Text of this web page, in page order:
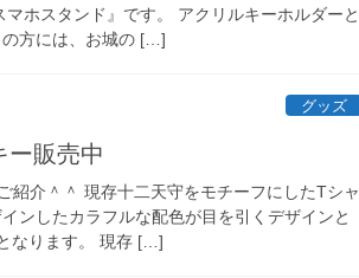
ホスタンド』です。 アクリルキーホルダーと
の方には、お城の […]
グッズ
ー販売中
紹介＾＾ 現存十二天守をモチーフにしたTシャ
ンしたカラフルな配色が目を引くデザインと
なります。 現存 […]